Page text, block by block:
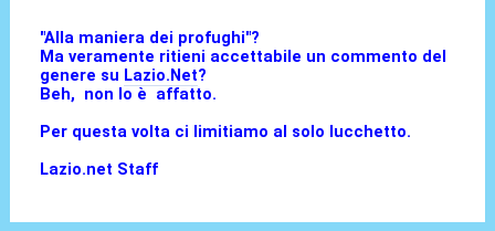
"Alla maniera dei profughi"?
Ma veramente ritieni accettabile un commento del
genere su Lazio.Net?
Beh, non lo è affatto.
Per questa volta ci limitiamo al solo lucchetto.
Lazio.net Staff